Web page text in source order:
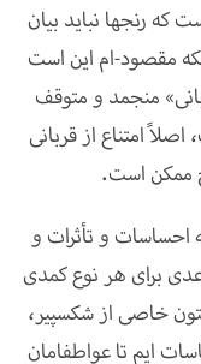
که رنج­ها نباید بیان
مقصود-ام این است
منجمد و متوقف
امتناع از قربانی
ممکن است.
احساسات و تأثرات و
برای هر نوع کمدی
خاصی از شکسپیر،
ایم تا عواطف­امان